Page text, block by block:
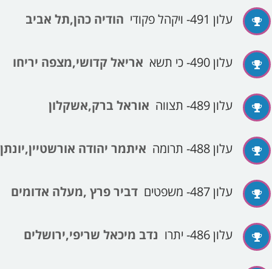
עלון 491- ויקהל פקודי הודיה כהן,תל אביב
עלון 490- כי תשא אריאל קדושי,מצפה יריחו
עלון 489- תצווה אוראל ברק,אשקלון
עלון 488- תרומה איתמר יהודה אורשטיין,יונתן
עלון 487- משפטים דביר פרץ ,מעלה אדומים
עלון 486- יתרו נדב מיכאל שריפי,ירושלים